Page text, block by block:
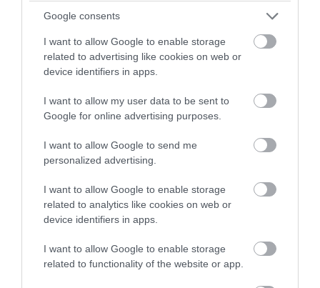
Google consents
I want to allow Google to enable storage
related to advertising like cookies on web or
device identifiers in apps.
I want to allow my user data to be sent to
Google for online advertising purposes.
I want to allow Google to send me
personalized advertising.
I want to allow Google to enable storage
related to analytics like cookies on web or
device identifiers in apps.
I want to allow Google to enable storage
related to functionality of the website or app.
PRONEWS.GR /ΤΕΧΝΟΛΟΓΙΑ
Οι αναγνώστες παραμερίζουν τα
ανθρώπινα μυθιστορήματα και
στρέφονται στις ιστορίες του Chat GPT-
Τι έδειξε έρευνα